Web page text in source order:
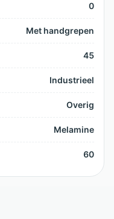
0
Met handgrepen
45
Industrieel
Overig
Melamine
60